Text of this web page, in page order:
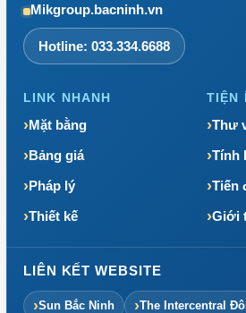
Mikgroup.bacninh.vn
Hotline: 033.334.6688
LINK NHANH
Mặt bằng
Bảng giá
Pháp lý
Thiết kế
TIỆN
Thư
Tính
Tiến
Giới
LIÊN KẾT WEBSITE
Sun Bắc Ninh The Intercentral